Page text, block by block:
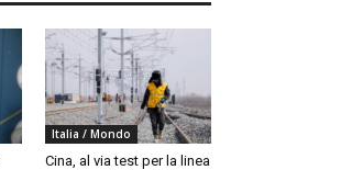
Italia / Mondo
Cina, al via test per la linea